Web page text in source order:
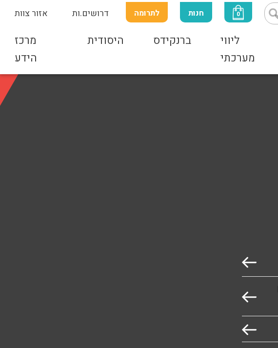
0 חנות לתרומה דרושים.ות אזור צוות
ליווי
מערכתי
ברנקידס היסודית
מרכז
הידע